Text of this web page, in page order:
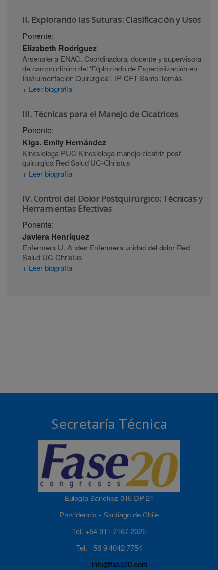
II. Explorando las Suturas: Clasificación y Usos
Ponente:
Elizabeth Rodriguez
Arsenalena ENAC. Coordinadora, docente y supervisora
de campo clínico del “Diplomado de Especialización en
Instrumentación Quirúrgica”, IP CFT Santo Tomás
+ Leer biografia
III. Técnicas para el Manejo de Cicatrices
Ponente:
Klga. Emily Hernández
Kinesiologa PUC Kinesiologa manejo cicatriz post
quirurgica Red Salud UC-Christus
+ Leer biografia
IV. Control del Dolor Postquirúrgico: Técnicas y
Herramientas Efectivas
Ponente:
Javiera Henríquez
Enfermera U. Andes Enfermera unidad del dolor Red
Salud UC-Christus
+ Leer biografia
Secretaría Técnica
Eulogía Sánchez 015 DP 21
Providencia - Santiago de Chile
Tel. +54 911 7167 2025
Tel. +56 9 4042 7754
info@fase20.com